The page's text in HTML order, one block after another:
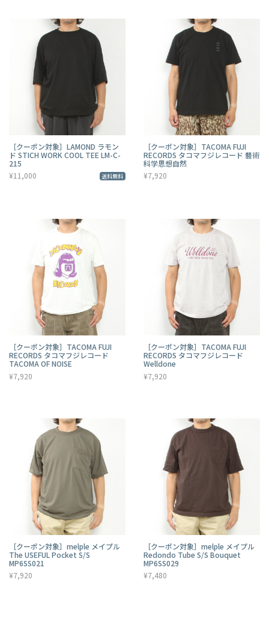
［クーポン対象］LAMOND ラモン
ド STICH WORK COOL TEE LM-C-
215
¥11,000
送料無料
［クーポン対象］TACOMA FUJI
RECORDS タコマフジレコード 藝術
科学思想自然
¥7,920
［クーポン対象］TACOMA FUJI
RECORDS タコマフジレコード
TACOMA OF NOISE
¥7,920
［クーポン対象］TACOMA FUJI
RECORDS タコマフジレコード
Welldone
¥7,920
［クーポン対象］melple メイプル
The USEFUL Pocket S/S
MP6SS021
¥7,920
［クーポン対象］melple メイプル
Redondo Tube S/S Bouquet
MP6SS029
¥7,480